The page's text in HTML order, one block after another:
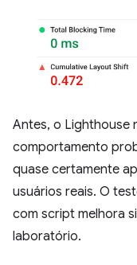
Antes, o Lighthouse
comportamento
quase certamente
usuários reais. O
com script melhora
laboratório.